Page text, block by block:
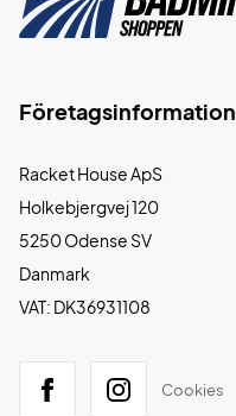
Företagsinformation
Racket House ApS
Holkebjergvej 120
5250 Odense SV
Danmark
VAT: DK36931108
Cookies